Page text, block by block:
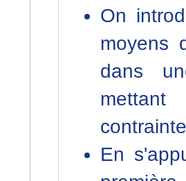
On
moyens
dans
En